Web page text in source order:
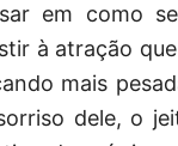
em como
à atração
mais
dele, o